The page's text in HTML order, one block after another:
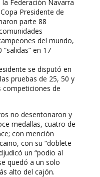
Federación Navarra
Presidente de
parte 88
del mundo,
en 17
se disputó en
pruebas de 25, 50 y
competiciones de
no desentonaron y
medallas, cuatro de
con mención
con su “doblete
un “podio al
quedó a un solo
alto del cajón.